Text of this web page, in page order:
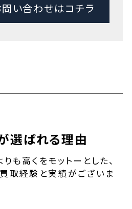
い合わせはコチラ
選ばれる理由
も高くをモットーとした、
取経験と実績がございま